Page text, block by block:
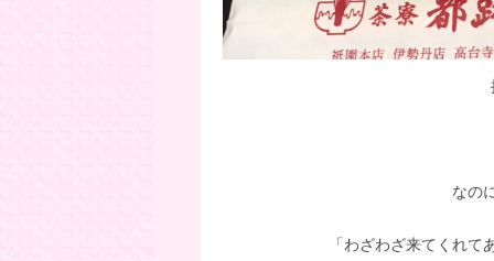
なの
「わざわざ来てくれ